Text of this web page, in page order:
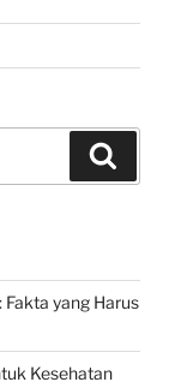
yang Harus
Kesehatan